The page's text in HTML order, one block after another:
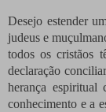
Desejo estender
judeus e
todos os cristãos
declaração
herança espiritual
conhecimento e a